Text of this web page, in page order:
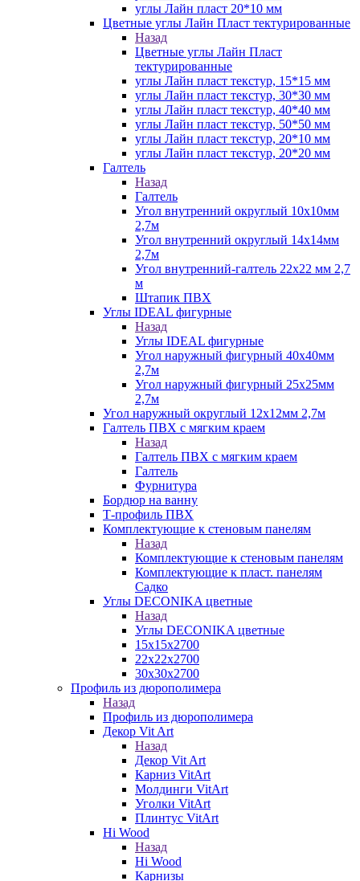
углы Лайн пласт 20*10 мм
Цветные углы Лайн Пласт тектурированные
Назад
Цветные углы Лайн Пласт
тектурированные
углы Лайн пласт текстур, 15*15 мм
углы Лайн пласт текстур, 30*30 мм
углы Лайн пласт текстур, 40*40 мм
углы Лайн пласт текстур, 50*50 мм
углы Лайн пласт текстур, 20*10 мм
углы Лайн пласт текстур, 20*20 мм
Галтель
Назад
Галтель
Угол внутренний округлый 10х10мм
2,7м
Угол внутренний округлый 14х14мм
2,7м
Угол внутренний-галтель 22х22 мм 2,7
м
Штапик ПВХ
Углы IDEAL фигурные
Назад
Углы IDEAL фигурные
Угол наружный фигурный 40х40мм
2,7м
Угол наружный фигурный 25х25мм
2,7м
Угол наружный округлый 12х12мм 2,7м
Галтель ПВХ с мягким краем
Назад
Галтель ПВХ с мягким краем
Галтель
Фурнитура
Бордюр на ванну
Т-профиль ПВХ
Комплектующие к стеновым панелям
Назад
Комплектующие к стеновым панелям
Комплектующие к пласт. панелям
Садко
Углы DECONIKA цветные
Назад
Углы DECONIKA цветные
15х15х2700
22х22х2700
30х30х2700
Профиль из дюрополимера
Назад
Профиль из дюрополимера
Декор Vit Art
Назад
Декор Vit Art
Карниз VitArt
Молдинги VitArt
Уголки VitArt
Плинтус VitArt
Hi Wood
Назад
Hi Wood
Карнизы